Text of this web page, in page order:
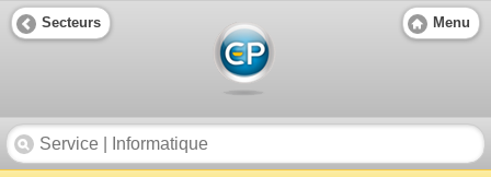
Secteurs Menu